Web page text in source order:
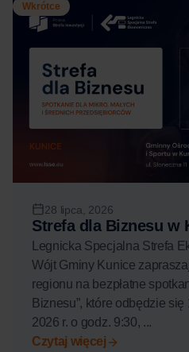
Wkrótce
28 lipca, 2026
Strefa dla Biznesu w
Legnicka Specjalna Strefa
Wójt Gminy Kunice
regionu na bezpłatne
Biznesu”, które odbędzie
2026 r. o godz. 9:30, ...
Czytaj więcej